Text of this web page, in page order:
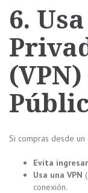
6.
Si compras desde
Evita
Usa una VPN
conexión.